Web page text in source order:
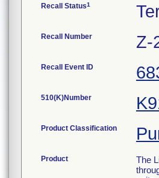
Recall Status1
Recall Number Z-
Recall Event ID
510(K)Number
Product Classification
Product
The